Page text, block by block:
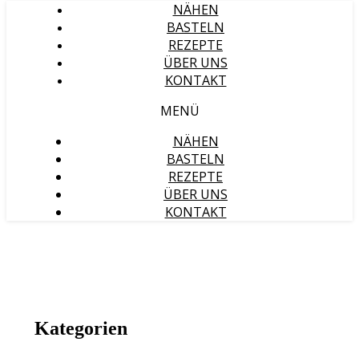
NÄHEN
BASTELN
REZEPTE
ÜBER UNS
KONTAKT
MENÜ
NÄHEN
BASTELN
REZEPTE
ÜBER UNS
KONTAKT
Kategorien